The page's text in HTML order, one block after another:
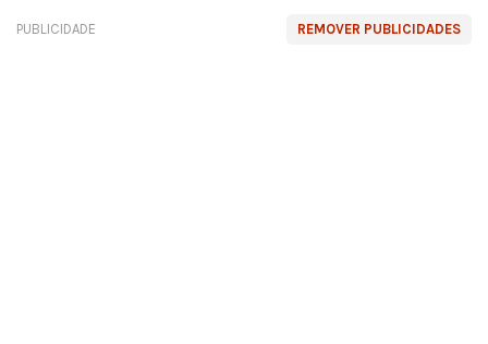
REMOVER PUBLICIDADES
PUBLICIDADE